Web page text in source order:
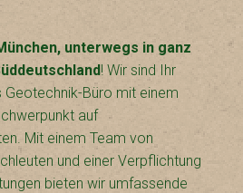
unterwegs in ganz
! Wir sind Ihr
Büro mit einem
auf
Mit einem Team von
und einer Verpflichtung
bieten wir umfassende